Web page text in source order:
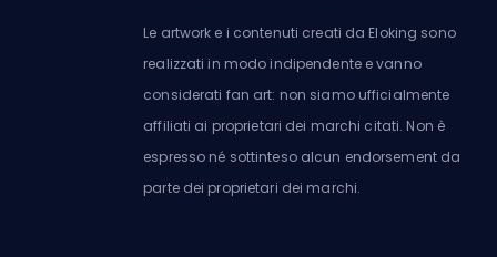
Le artwork e i contenuti creati da Eloking sono
realizzati in modo indipendente e vanno
considerati fan art: non siamo ufficialmente
affiliati ai proprietari dei marchi citati. Non è
espresso né sottinteso alcun endorsement da
parte dei proprietari dei marchi.